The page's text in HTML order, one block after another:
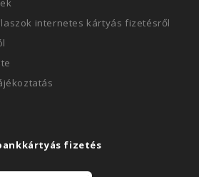
internetes kártyás fizetésről
fizetés